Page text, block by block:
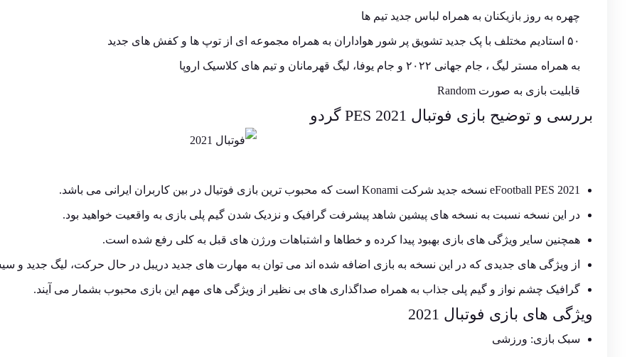
چهره به روز بازیکنان به همراه لباس جدید تیم ها
۵۰ استادیم مختلف با پک جدید تشویق پر شور هواداران به همراه مجموعه ای از توپ ها و کفش های جدید
به همراه مستر لیگ ، جام جهانی ۲۰۲۲ و جام یوفا، لیگ قهرمانان و تیم های کلاسیک اروپا
قابلیت بازی به صورت Random
بررسی و توضیح بازی فوتبال PES 2021 گردو
eFootball PES 2021 نسخه جدید شرکت Konami است که محبوب ترین بازی فوتیال در بین کاربران ایرانی می باشد.
در این نسخه نسبت به نسخه های پیشین شاهد پیشرفت گرافیک و نزدیک شدن گیم پلی بازی به واقعیت خواهید بود.
همچنین سایر ویژگی های بازی بهبود پیدا کرده و خطاها و اشتباهات ورژن های قبل به کلی رفع شده است.
از ویژگی های جدیدی که در این نسخه به بازی اضافه شده اند می توان به مهارت های جدید دریبل در حال حرکت، لیگ جدید و
گرافیک چشم نواز و گیم پلی جذاب به همراه صداگذاری های بی نظیر از ویژگی های مهم این بازی محبوب بشمار می آیند.
ویژگی های بازی فوتبال 2021
سبک بازی: ورزشی